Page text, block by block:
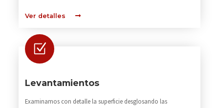
Ver detalles
Levantamientos
Examinamos con detalle la superficie desglosando las